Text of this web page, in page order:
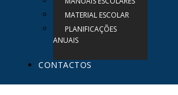
MATERIAL ESCOLAR
PLANIFICAÇÕES
ANUAIS
CONTACTOS